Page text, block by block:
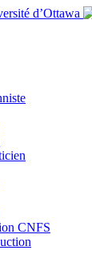
CNFS